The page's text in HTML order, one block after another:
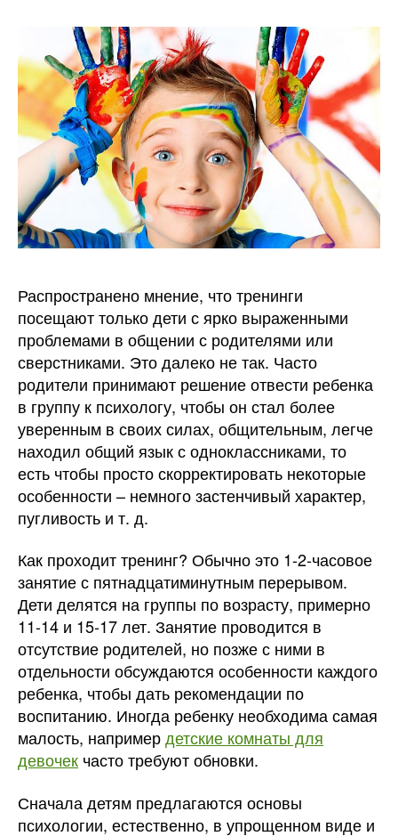
Распространено мнение, что тренинги
посещают только дети с ярко выраженными
проблемами в общении с родителями или
сверстниками. Это далеко не так. Часто
родители принимают решение отвести ребенка
в группу к психологу, чтобы он стал более
уверенным в своих силах, общительным, легче
находил общий язык с одноклассниками, то
есть чтобы просто скорректировать некоторые
особенности – немного застенчивый характер,
пугливость и т. д.
Как проходит тренинг? Обычно это 1-2-часовое
занятие с пятнадцатиминутным перерывом.
Дети делятся на группы по возрасту, примерно
11-14 и 15-17 лет. Занятие проводится в
отсутствие родителей, но позже с ними в
отдельности обсуждаются особенности каждого
ребенка, чтобы дать рекомендации по
воспитанию. Иногда ребенку необходима самая
малость, напримердетские комнаты для
девочек часто требуют обновки.
Сначала детям предлагаются основы
психологии, естественно, в упрощенном виде и